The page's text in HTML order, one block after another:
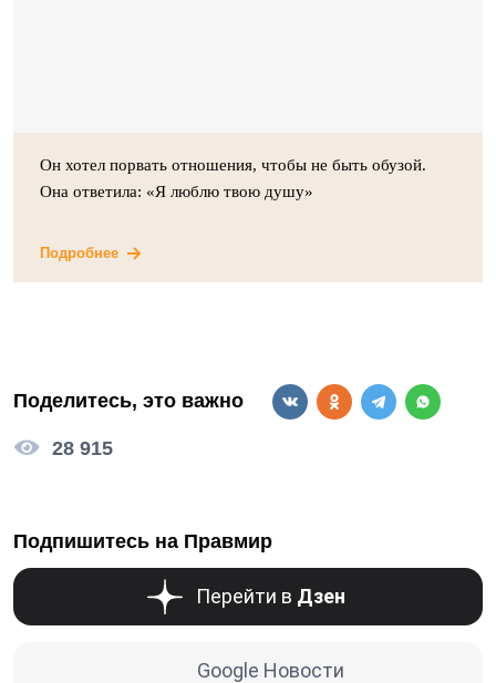
Он хотел порвать отношения, чтобы не быть обузой.
Она ответила: «Я люблю твою душу»
Подробнее
Поделитесь, это важно
28 915
Подпишитесь на Правмир
Перейти в Дзен
Google Новости